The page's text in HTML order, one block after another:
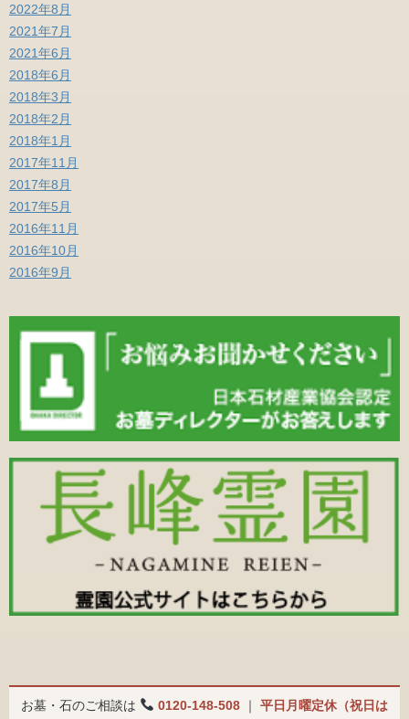
2022年8月
2021年7月
2021年6月
2018年6月
2018年3月
2018年2月
2018年1月
2017年11月
2017年8月
2017年5月
2016年11月
2016年10月
2016年9月
お墓・石のご相談は 0120-148-508｜ 平日月曜定休（祝日は